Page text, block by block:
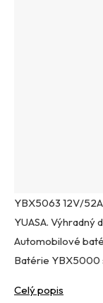
YBX5063 12V/
YUASA. Výhradný
Automobilové
Batérie YBX5000
Celý popis